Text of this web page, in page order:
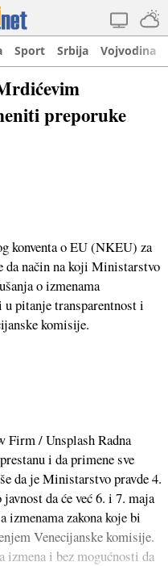
Sport Srbija Vojvodina
preporuke
konventa o EU (NKEU) za
da način na koji Ministarstvo
o izmenama
u pitanje transparentnost i
komisije.
/ Unsplash Radna
i da primene sve
da je Ministarstvo pravde 4.
da će već 6. i 7. maja
izmenama zakona koje bi
Venecijanske komisije.
izmena i bez mogućnosti da